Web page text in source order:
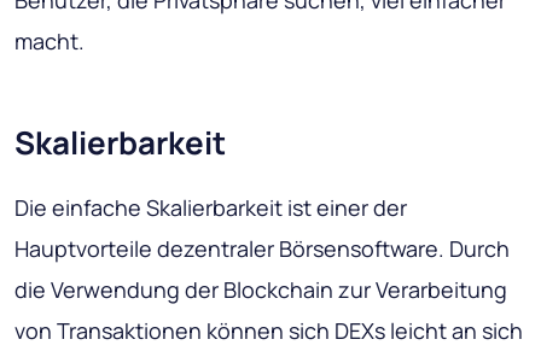
macht.
Skalierbarkeit
Die einfache Skalierbarkeit ist einer der
Hauptvorteile dezentraler Börsensoftware. Durch
die Verwendung der Blockchain zur Verarbeitung
von Transaktionen können sich DEXs leicht an sich